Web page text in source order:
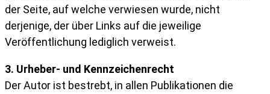
der Seite, auf welche verwiesen wurde, nicht
derjenige, der über Links auf die jeweilige
Veröffentlichung lediglich verweist.
3. Urheber- und Kennzeichenrecht
Der Autor ist bestrebt, in allen Publikationen die